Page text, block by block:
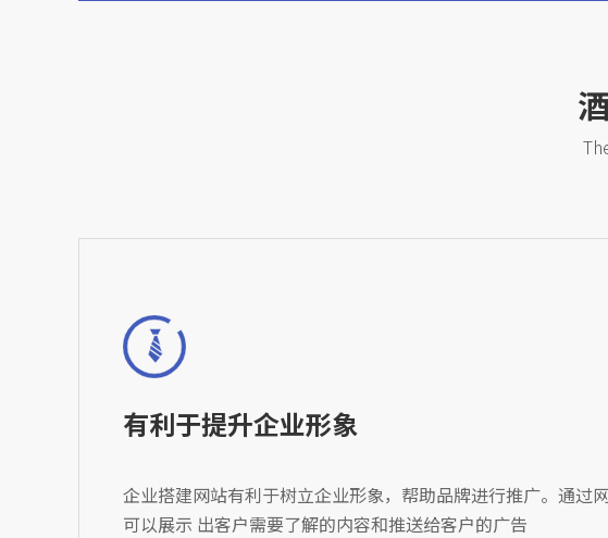
有利于提升企业形象
企业搭建网站有利于树立企业形象，帮助品牌进行推广。通过网
可以展示 出客户需要了解的内容和推送给客户的广告